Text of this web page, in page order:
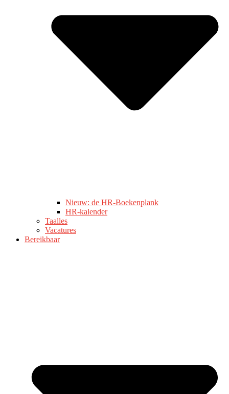
Nieuw: de HR-Boekenplank
HR-kalender
Taalles
Vacatures
Bereikbaar